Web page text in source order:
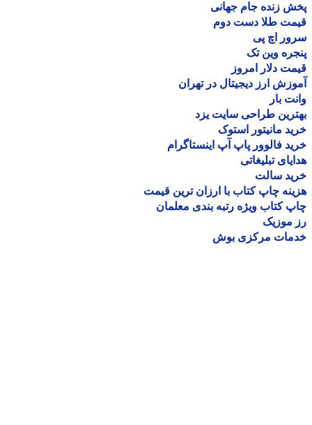
زنده جام جهانی
طلا دست دوم
اچ پی
وین تک
دلار امروز
ارز دیجیتال در تهران
بار
طراحی سایت یزد
مانیتور استوک
فالوور پاپ آپ اینستاگرام
تبلیغاتی
سالت
چاپ کتاب با ارزان ترین قیمت
کتاب ویژه رتبه بندی معلمان
موزیک
مرکزی بوش